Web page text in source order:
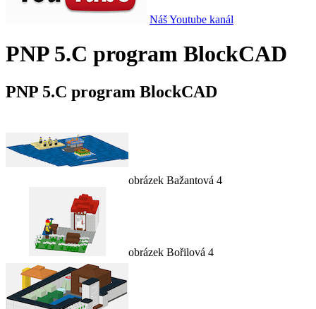
Náš Youtube kanál
PNP 5.C program BlockCAD
PNP 5.C program BlockCAD
obrázek Bažantová 4
obrázek Bořilová 4